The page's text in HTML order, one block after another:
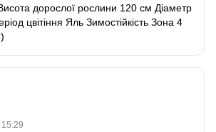
дорослої рослини 120 см Діаметр
цвітіння Яль Зимостійкість Зона 4